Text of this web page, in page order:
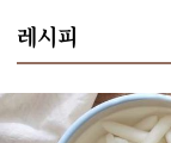
레시피